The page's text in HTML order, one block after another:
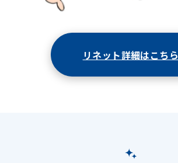
リネット詳細はこちら